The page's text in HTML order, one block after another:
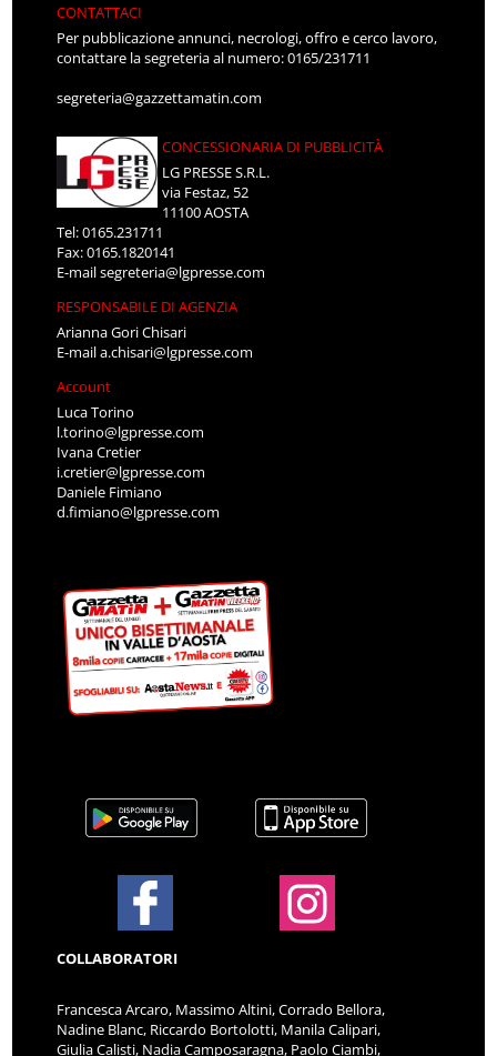
CONTATTACI
Per pubblicazione annunci, necrologi, offro e cerco lavoro,
contattare la segreteria al numero: 0165/231711
segreteria@gazzettamatin.com
CONCESSIONARIA DI PUBBLICITÀ
LG PRESSE S.R.L.
via Festaz, 52
11100 AOSTA
Tel: 0165.231711
Fax: 0165.1820141
E-mailsegreteria@lgpresse.com
RESPONSABILE DI AGENZIA
Arianna Gori Chisari
E-maila.chisari@lgpresse.com
Account
Luca Torino
l.torino@lgpresse.com
Ivana Cretier
i.cretier@lgpresse.com
Daniele Fimiano
d.fimiano@lgpresse.com
COLLABORATORI
Francesca Arcaro, Massimo Altini, Corrado Bellora,
Nadine Blanc, Riccardo Bortolotti, Manila Calipari,
Giulia Calisti, Nadia Camposaragna, Paolo Ciambi,